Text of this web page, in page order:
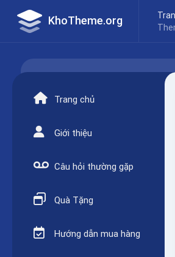
KhoTheme.org
Trang chủ
Giới thiệu
Câu hỏi thường gặp
Quà Tặng
Hướng dẫn mua hàng